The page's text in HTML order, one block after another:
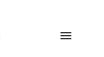
Toggle